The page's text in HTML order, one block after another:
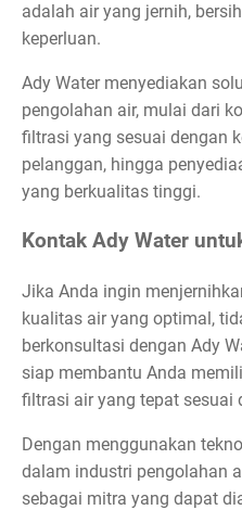
adalah air yang jernih,
keperluan.
Ady Water menyediakan
pengolahan air, mulai dari
filtrasi yang sesuai dengan
pelanggan, hingga
yang berkualitas tinggi.
Kontak Ady Water
Jika Anda ingin
kualitas air yang optimal,
berkonsultasi dengan Ady
siap membantu Anda
filtrasi air yang tepat sesuai
Dengan menggunakan
dalam industri pengolahan
sebagai mitra yang dapat